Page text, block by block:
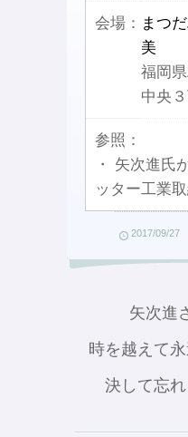
会場： まつ
美
福岡
中央
参照：
・ 矢次進
ッター工業
2017/09/27
矢次進
時を越えて
決して忘